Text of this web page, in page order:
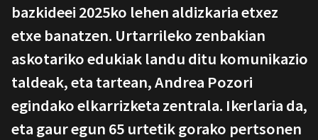
bazkideei 2025ko lehen aldizkaria etxez
etxe banatzen. Urtarrileko zenbakian
askotariko edukiak landu ditu komunikazio
taldeak, eta tartean, Andrea Pozori
egindako elkarrizketa zentrala. Ikerlaria da,
eta gaur egun 65 urtetik gorako pertsonen